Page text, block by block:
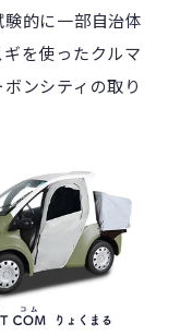
的に一部自治体
を使ったクルマ
ンシティの取り